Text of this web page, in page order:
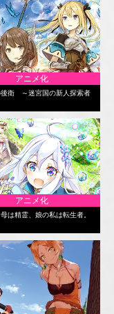
アニメ化
後衛 ～迷宮国の新人探索者
アニメ化
は精霊、娘の私は転生者。